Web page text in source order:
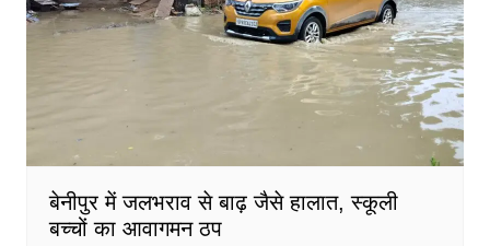
बेनीपुर में जलभराव से बाढ़ जैसे हालात, स्कूली
बच्चों का आवागमन ठप